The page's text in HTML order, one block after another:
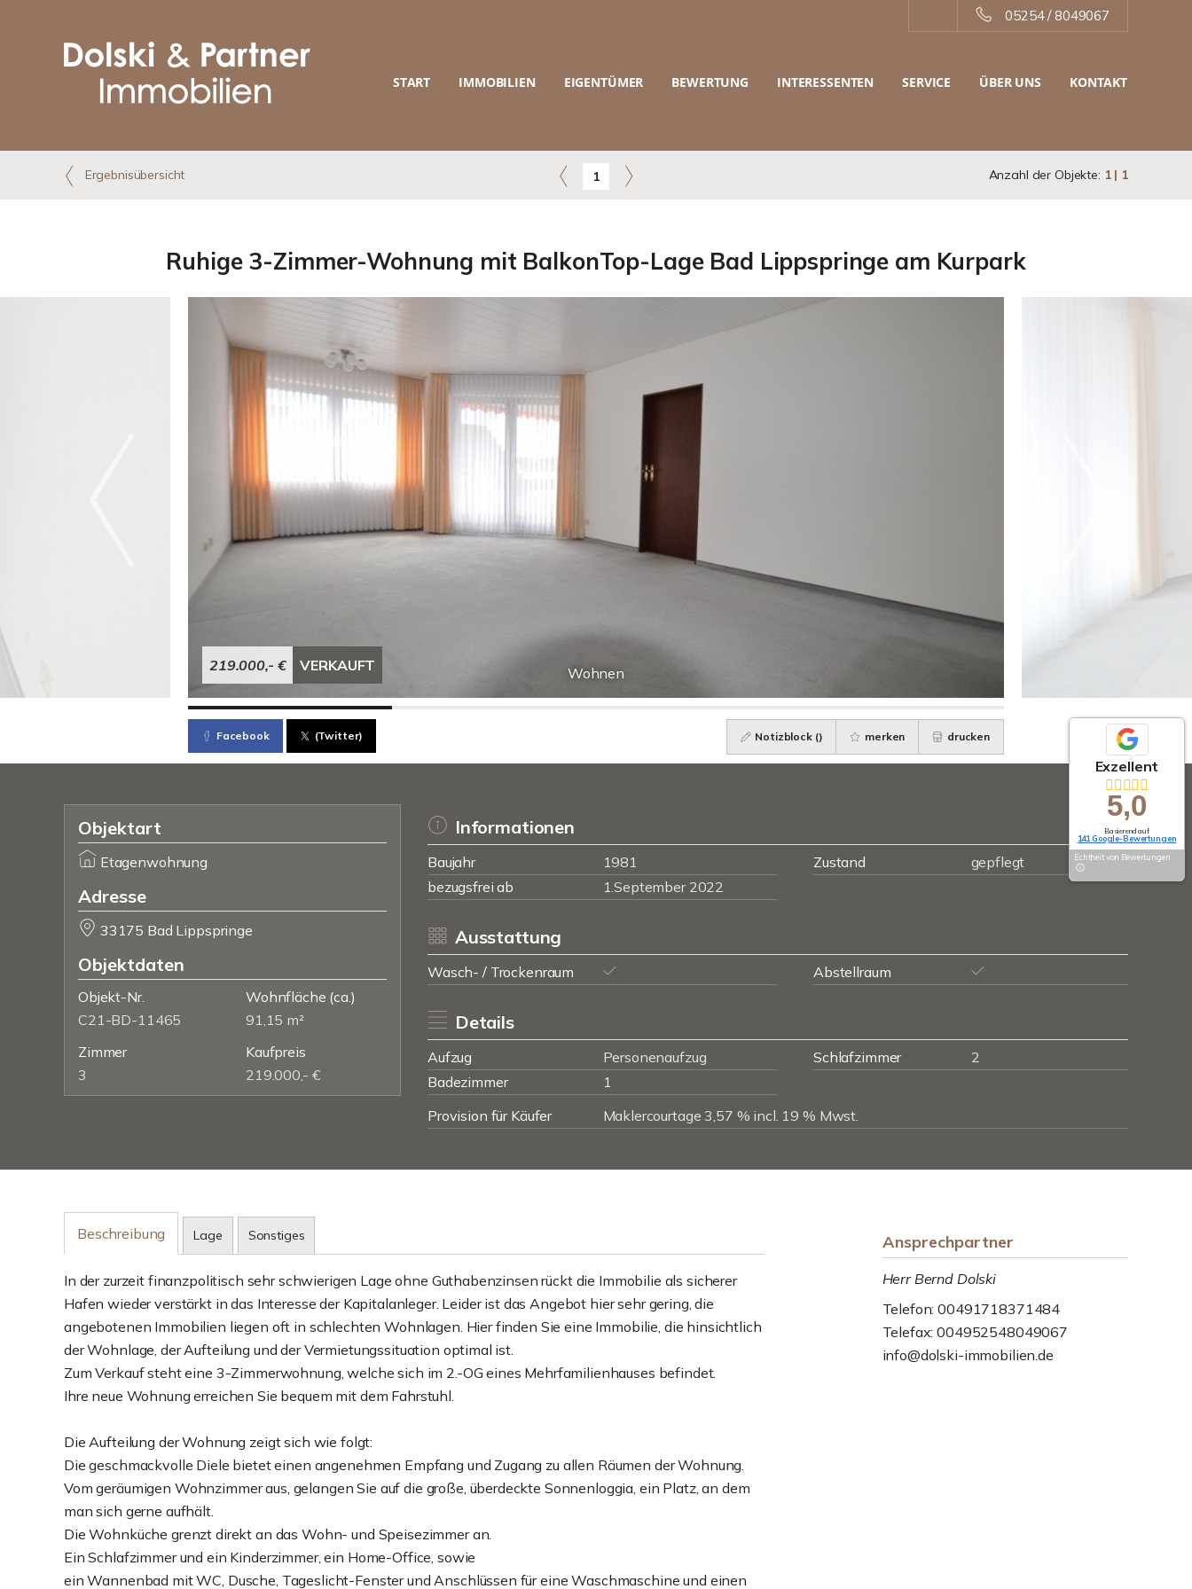
05254 / 8049067
START IMMOBILIEN EIGENTÜMER BEWERTUNG INTERESSENTEN SERVICE ÜBER UNS KONTAKT
Ergebnisübersicht 1 Anzahl der Objekte: 1 | 1
Ruhige 3-Zimmer-Wohnung mit BalkonTop-Lage Bad Lippspringe am Kurpark
Wohnen
219.000,- € VERKAUFT
Facebook (Twitter) Notizblock () merken drucken
Objektart
Etagenwohnung
Adresse
33175 Bad Lippspringe
Objektdaten
Objekt-Nr.
C21-BD-11465
Wohnfläche (ca.)
91,15 m²
Zimmer
3
Kaufpreis
219.000,- €
Informationen
Baujahr 1981 Zustand
gepflegt
bezugsfrei ab
1.September 2022
Ausstattung
Wasch- / Trockenraum Abstellraum
Details
Aufzug Personenaufzug Schlafzimmer
2
Badezimmer
1
Provision für Käufer
Maklercourtage 3,57 % incl. 19 % Mwst.
Beschreibung Lage Sonstiges
In der zurzeit finanzpolitisch sehr schwierigen Lage ohne Guthabenzinsen rückt die Immobilie als sicherer
Hafen wieder verstärkt in das Interesse der Kapitalanleger. Leider ist das Angebot hier sehr gering, die
angebotenen Immobilien liegen oft in schlechten Wohnlagen. Hier finden Sie eine Immobilie, die hinsichtlich
der Wohnlage, der Aufteilung und der Vermietungssituation optimal ist.
Zum Verkauf steht eine 3-Zimmerwohnung, welche sich im 2.-OG eines Mehrfamilienhauses befindet.
Ihre neue Wohnung erreichen Sie bequem mit dem Fahrstuhl.
Die Aufteilung der Wohnung zeigt sich wie folgt:
Die geschmackvolle Diele bietet einen angenehmen Empfang und Zugang zu allen Räumen der Wohnung.
Vom geräumigen Wohnzimmer aus, gelangen Sie auf die große, überdeckte Sonnenloggia, ein Platz, an dem
man sich gerne aufhält.
Die Wohnküche grenzt direkt an das Wohn- und Speisezimmer an.
Ein Schlafzimmer und ein Kinderzimmer, ein Home-Office, sowie
ein Wannenbad mit WC, Dusche, Tageslicht-Fenster und Anschlüssen für eine Waschmaschine und einen
Ansprechpartner
Herr Bernd Dolski
Telefon: 00491718371484
Telefax: 004952548049067
info@dolski-immobilien.de
Exzellent
5,0
Basierend auf
141 Google-Bewertungen
Echtheit von Bewertungen